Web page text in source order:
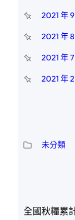
2021 年 9
2021 年 8
2021 年 7
2021 年 2
未分類
全國秋糧累